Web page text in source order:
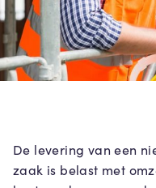
De levering van een
zaak is belast met